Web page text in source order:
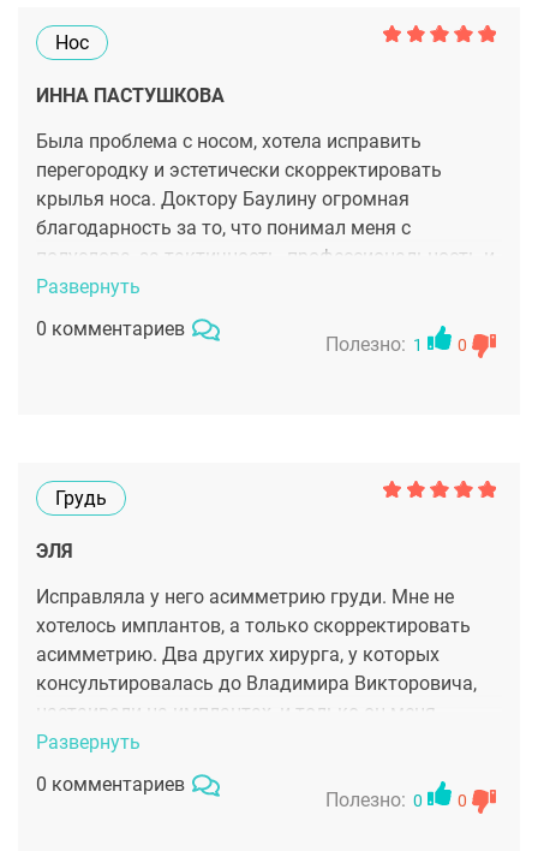
Нос
ИННА ПАСТУШКОВА
Была проблема с носом, хотела исправить
перегородку и эстетически скорректировать
крылья носа. Доктору Баулину огромная
благодарность за то, что понимал меня с
полуслова, за тактичность, профессиональность и
невероятное внимание.
Развернуть
0 комментариев
Полезно: 1 0
Грудь
ЭЛЯ
Исправляла у него асимметрию груди. Мне не
хотелось имплантов, а только скорректировать
асимметрию. Два других хирурга, у которых
консультировалась до Владимира Викторовича,
настаивали на имплантах, и только он меня
услышал, мы с ним вместе обсудили все
мельчайшие детали и в результате я получила
именно то, что хотела. Остались только
Развернуть
0 комментариев
Полезно: 0 0